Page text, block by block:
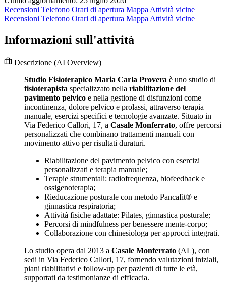
Recensioni Telefono Orari di apertura Mappa Attività vicine
Recensioni Telefono Orari di apertura Mappa Attività vicine
Informazioni sull'attività
Descrizione (AI Overview)
Studio Fisioterapico Maria Carla Provera è uno studio di
fisioterapista specializzato nella riabilitazione del
pavimento pelvico e nella gestione di disfunzioni come
incontinenza, dolore pelvico e prolassi, attraverso terapia
manuale, esercizi specifici e tecnologie avanzate. Situato in
Via Federico Callori, 17, a Casale Monferrato, offre percorsi
personalizzati che combinano trattamenti manuali con
movimento attivo per risultati duraturi.
Riabilitazione del pavimento pelvico con esercizi
personalizzati e terapia manuale;
Terapie strumentali: radiofrequenza, biofeedback e
ossigenoterapia;
Rieducazione posturale con metodo Pancafit® e
ginnastica respiratoria;
Attività fisiche adattate: Pilates, ginnastica posturale;
Percorsi di mindfulness per benessere mente-corpo;
Collaborazione con chinesiologa per approcci integrati.
Lo studio opera dal 2013 a Casale Monferrato (AL), con
sedi in Via Federico Callori, 17, fornendo valutazioni iniziali,
piani riabilitativi e follow-up per pazienti di tutte le età,
supportati da testimonianze di efficacia.